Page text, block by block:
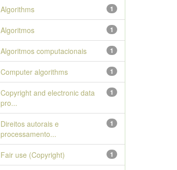
1
Algorithms
1
Algoritmos
1
Algoritmos computacionais
1
Computer algorithms
1
Copyright and electronic data
pro...
1
Direitos autorais e
processamento...
1
Fair use (Copyright)